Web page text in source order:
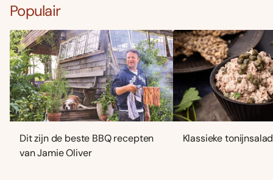
Populair
Dit zijn de beste BBQ recepten
van Jamie Oliver
Klassieke